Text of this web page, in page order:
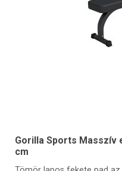
Gorilla Sports Masszív
cm